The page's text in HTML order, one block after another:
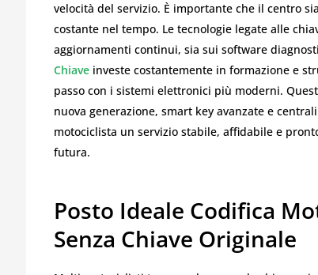
velocità del servizio. È importante che il centro
costante nel tempo. Le tecnologie legate alle
aggiornamenti continui, sia sui software
Chiave investe costantemente in formazione e
passo con i sistemi elettronici più moderni.
nuova generazione, smart key avanzate e
motociclista un servizio stabile, affidabile e
futura.
Posto Ideale Codifica
Senza Chiave Originale